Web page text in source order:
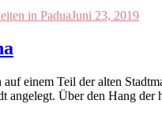
in PaduaJuni 23, 2019
einem Teil der alten
angelegt. Über den Hang